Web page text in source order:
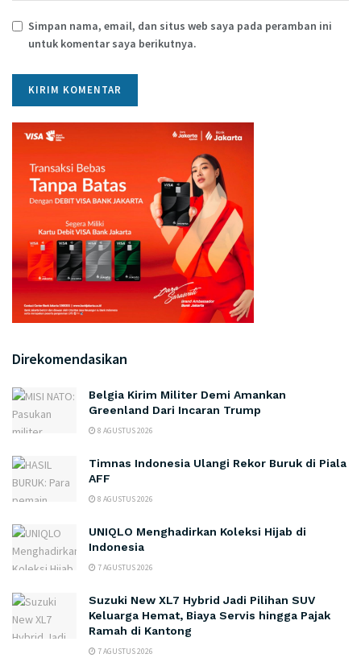
Simpan nama, email, dan situs web saya pada peramban ini
untuk komentar saya berikutnya.
Direkomendasikan
Belgia Kirim Militer Demi Amankan
Greenland Dari Incaran Trump
8 AGUSTUS 2026
Timnas Indonesia Ulangi Rekor Buruk di Piala
AFF
8 AGUSTUS 2026
UNIQLO Menghadirkan Koleksi Hijab di
Indonesia
7 AGUSTUS 2026
Suzuki New XL7 Hybrid Jadi Pilihan SUV
Keluarga Hemat, Biaya Servis hingga Pajak
Ramah di Kantong
7 AGUSTUS 2026